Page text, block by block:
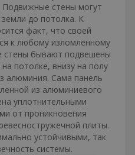
Подвижные стены могут
до потолка. К
факт, что своей
к любому изломленному
стены бывают подвешены
потолке, внизу на полу
алюминия. Сама панель
из алюминиевого
уплотнительными
от проникновения
плиты.
устойчивыми, так
системы.